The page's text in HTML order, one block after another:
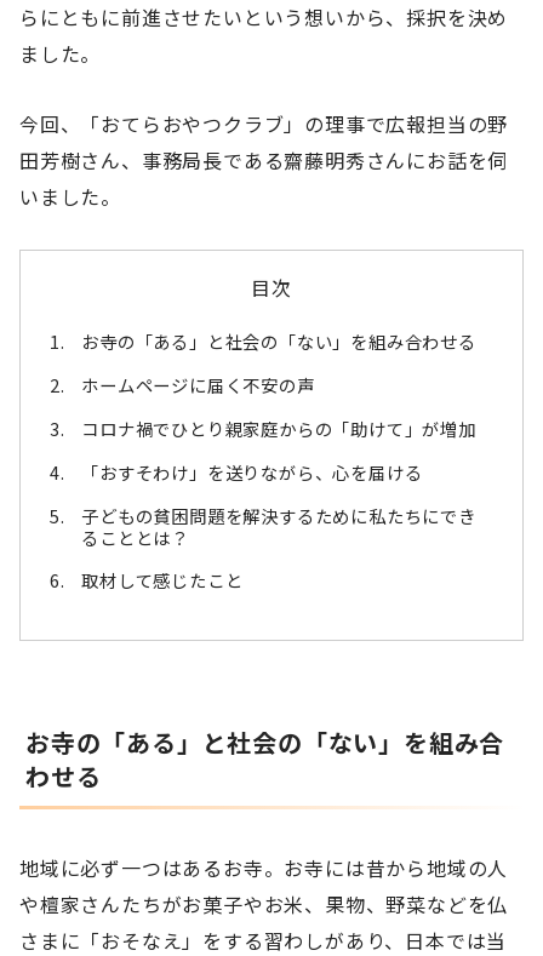
らにともに前進させたいという想いから、採択を決め
ました。
今回、「おてらおやつクラブ」の理事で広報担当の野
田芳樹さん、事務局長である齋藤明秀さんにお話を伺
いました。
目次
お寺の「ある」と社会の「ない」を組み合わせる
ホームページに届く不安の声
コロナ禍でひとり親家庭からの「助けて」が増加
「おすそわけ」を送りながら、心を届ける
子どもの貧困問題を解決するために私たちにでき
ることとは？
取材して感じたこと
お寺の「ある」と社会の「ない」を組み合
わせる
地域に必ず一つはあるお寺。お寺には昔から地域の人
や檀家さんたちがお菓子やお米、果物、野菜などを仏
さまに「おそなえ」をする習わしがあり、日本では当